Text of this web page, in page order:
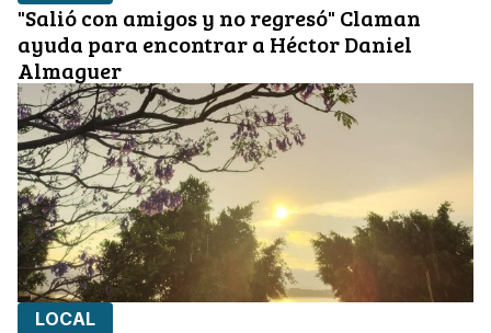
"Salió con amigos y no regresó" Claman
ayuda para encontrar a Héctor Daniel
Almaguer
LOCAL